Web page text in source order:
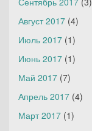
Август 2017 (4)
Июль 2017 (1)
Июнь 2017 (1)
Май 2017 (7)
Апрель 2017 (4)
Март 2017 (1)